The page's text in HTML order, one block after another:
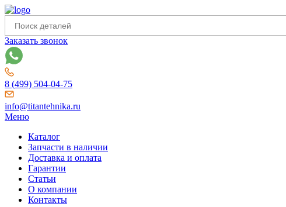
Заказать звонок
8 (499) 504-04-75
info@titantehnika.ru
Меню
Каталог
Запчасти в наличии
Доставка и оплата
Гарантии
Статьи
О компании
Контакты